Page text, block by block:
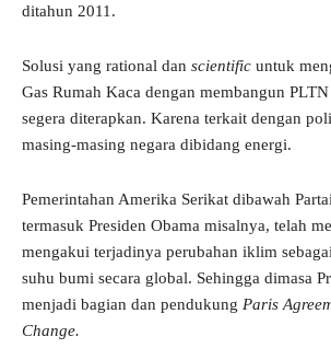
ditahun 2011.
Solusi yang rational dan scientific untuk
Gas Rumah Kaca dengan membangun
segera diterapkan. Karena terkait dengan
masing-masing negara dibidang energi.
Pemerintahan Amerika Serikat dibawah
termasuk Presiden Obama misalnya, telah
mengakui terjadinya perubahan iklim
suhu bumi secara global. Sehingga dimasa
menjadi bagian dan pendukung Paris
Change.